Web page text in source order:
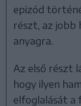
epizód
részt, az jobb
anyagra.
Az első részt
hogy ilyen
elfoglalását a